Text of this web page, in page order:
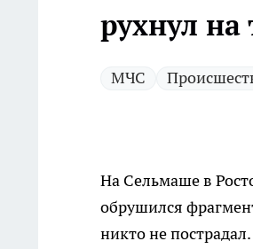
рухнул
МЧС
На Сельмаше в
обрушился
никто не